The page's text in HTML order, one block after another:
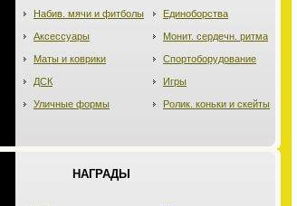
Набив. мячи и фитболы
Аксессуары
Маты и коврики
ДСК
Уличные формы
Единоборства
Монит. сердечн. ритма
Спортоборудование
Игры
Ролик. коньки и скейты
НАГРАДЫ